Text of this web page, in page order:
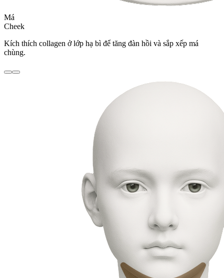
Má
Cheek
Kích thích collagen ở lớp hạ bì để tăng đàn hồi và sắp xếp má
chùng.